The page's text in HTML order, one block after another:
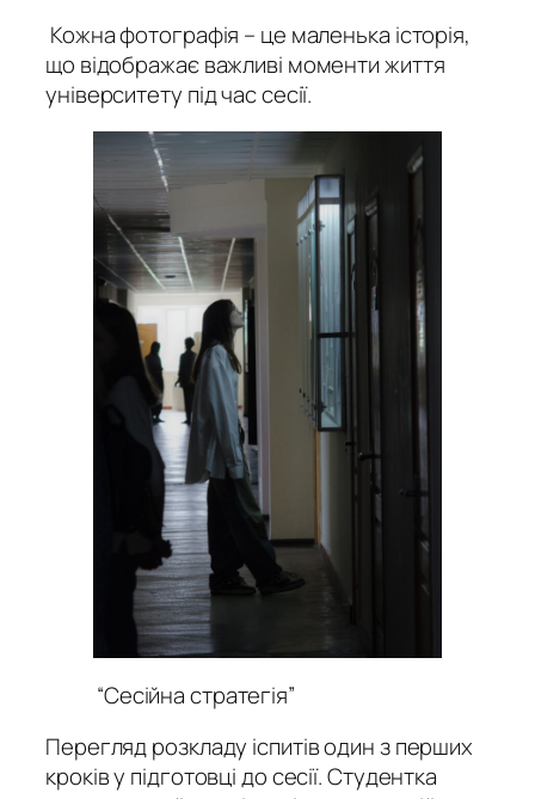
Кожна фотографія – це маленька історія,
що відображає важливі моменти життя
університету під час сесії.
“Сесійна стратегія”
Перегляд розкладу іспитів один з перших
кроків у підготовці до сесії. Студентка